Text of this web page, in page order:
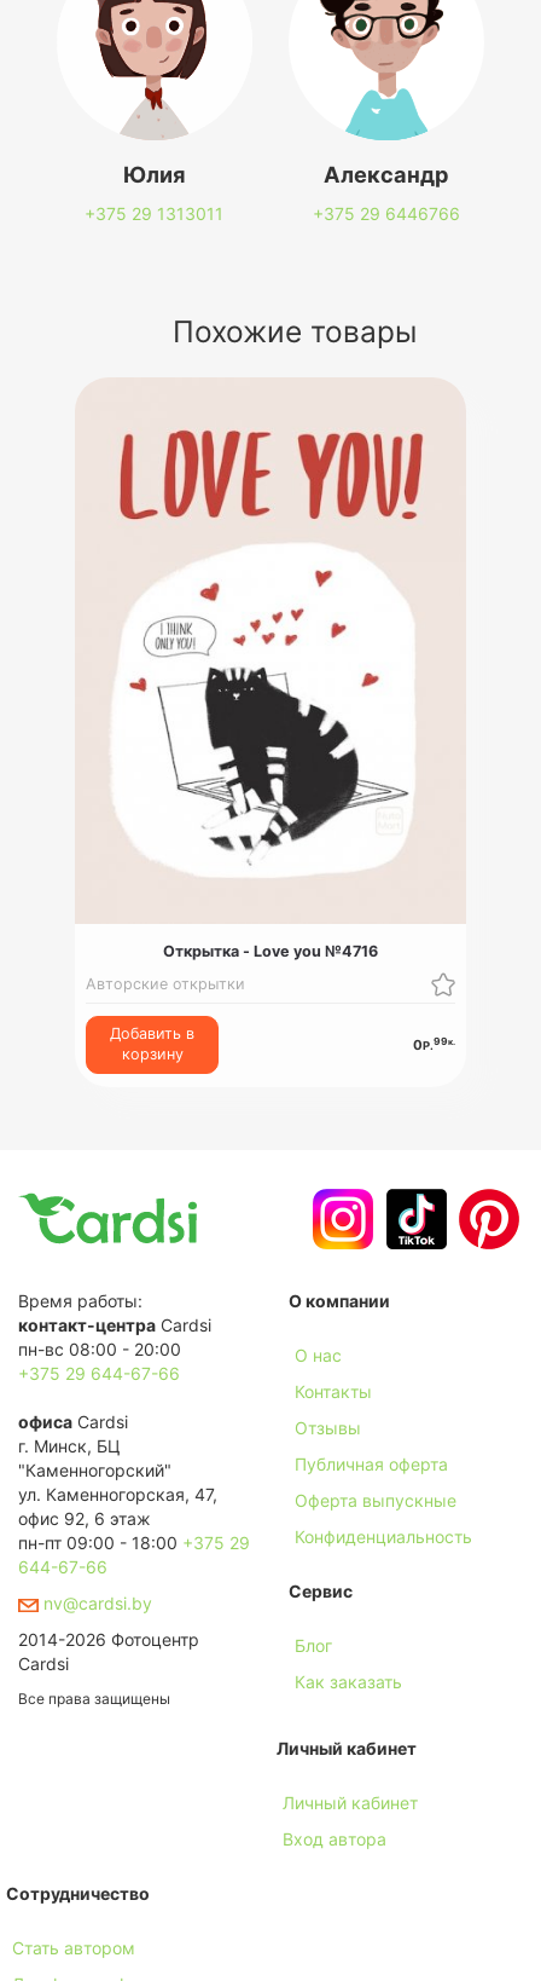
Юлия
+375 29 1313011
Александр
+375 29 6446766
Похожие товары
Открытка - Love you №4716
Авторские открытки
Добавить в
корзину
0Р.99к.
Время работы:
контакт-центра Cardsi
пн-вс 08:00 - 20:00
+375 29 644-67-66
офиса Cardsi
г. Минск, БЦ
"Каменногорский"
ул. Каменногорская, 47,
офис 92, 6 этаж
пн-пт 09:00 - 18:00 +375 29
644-67-66
nv@cardsi.by
2014-2026 Фотоцентр
Cardsi
Все права защищены
О компании
О нас
Контакты
Отзывы
Публичная оферта
Оферта выпускные
Конфиденциальность
Сервис
Блог
Как заказать
Личный кабинет
Личный кабинет
Вход автора
Сотрудничество
Стать автором